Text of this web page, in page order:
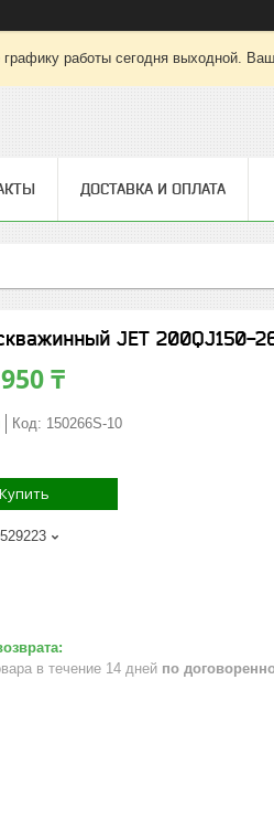
работы сегодня выходной.
ДОСТАВКА И ОПЛАТА
JET 200QJ150-
₸
Код: 150266S-10
Купить
в течение 14 дней по